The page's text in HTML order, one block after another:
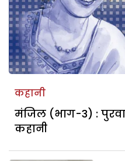
कहानी
मंजिल (भाग-3) :
कहानी